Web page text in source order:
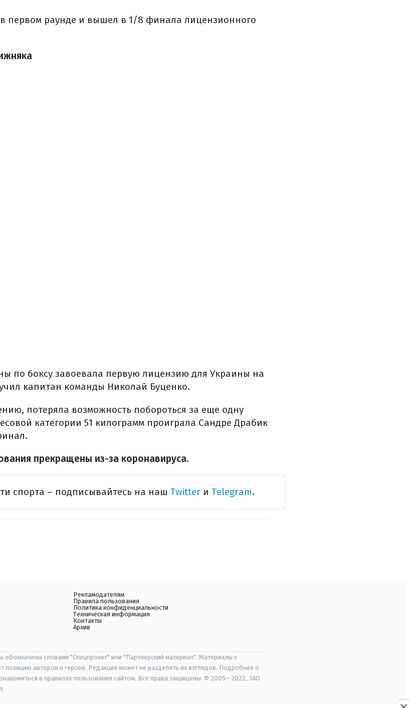
первом раунде и вышел в 1/8 финала лицензионного
по боксу завоевала первую лицензию для Украины на
капитан команды Николай Буценко.
потеряла возможность побороться за еще одну
категории 51 килограмм проиграла Сандре Драбик
прекращены из-за коронавируса.
спорта – подписывайтесь на наш Twitter и Telegram.
Рекламодателям
Правила пользования
Политика конфиденциальности
Техническая информация
Контакты
Архив
обозначены словами "Спецпроект" или "Партнерский материал". Материалы с
позицию авторов и героев. Редакция может не разделять их взглядов. Подробнее о
в правилах пользования сайтом. Все права защищены. © 2005—2022, ЗАО